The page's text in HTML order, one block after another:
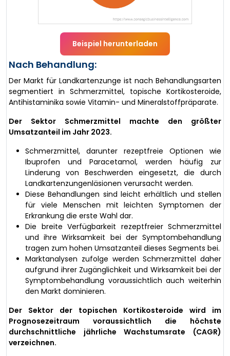
Beispiel herunterladen
Nach Behandlung:
Der Markt für Landkartenzunge ist nach Behandlungsarten
segmentiert in Schmerzmittel, topische Kortikosteroide,
Antihistaminika sowie Vitamin- und Mineralstoffpräparate.
Der Sektor Schmerzmittel machte den größter
Umsatzanteil im Jahr 2023.
Schmerzmittel, darunter rezeptfreie Optionen wie
Ibuprofen und Paracetamol, werden häufig zur
Linderung von Beschwerden eingesetzt, die durch
Landkartenzungenläsionen verursacht werden.
Diese Behandlungen sind leicht erhältlich und stellen
für viele Menschen mit leichten Symptomen der
Erkrankung die erste Wahl dar.
Die breite Verfügbarkeit rezeptfreier Schmerzmittel
und ihre Wirksamkeit bei der Symptombehandlung
tragen zum hohen Umsatzanteil dieses Segments bei.
Marktanalysen zufolge werden Schmerzmittel daher
aufgrund ihrer Zugänglichkeit und Wirksamkeit bei der
Symptombehandlung voraussichtlich auch weiterhin
den Markt dominieren.
Der Sektor der topischen Kortikosteroide wird im
Prognosezeitraum voraussichtlich die höchste
durchschnittliche jährliche Wachstumsrate (CAGR)
verzeichnen.